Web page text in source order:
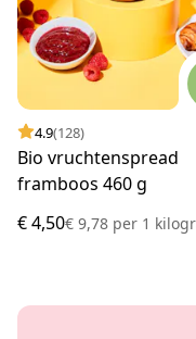
4.9(128)
Bio vruchtenspread
framboos 460 g
€ 4,50€ 9,78 per 1